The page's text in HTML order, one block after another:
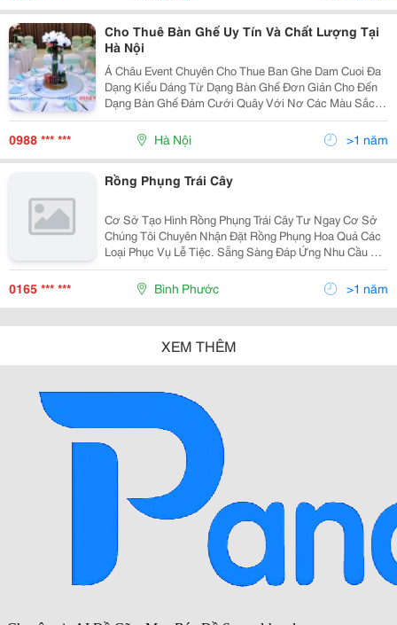
Cho Thuê Bàn Ghế Uy Tín Và Chất Lượng Tại
Hà Nội
Á Châu Event Chuyên Cho Thue Ban Ghe Dam Cuoi Đa
Dạng Kiểu Dáng Từ Dạng Bàn Ghế Đơn Giản Cho Đến
Dạng Bàn Ghế Đám Cưới Quây Với Nơ Các Màu Sắc
Như Tím, Hồng, Đỏ... Với Phương Châm Mang Lại Sự
Hài Lòng Cho Qúy Khách Hàng, Nên Chúng Tôi Đã Và
Đang Khôn
0988 *** *** Hà Nội >1 năm
Rồng Phụng Trái Cây
Cơ Sở Tạo Hình Rồng Phụng Trái Cây Tư Ngay Cơ Sở
Chúng Tôi Chuyên Nhận Đặt Rồng Phụng Hoa Quả Các
Loại Phục Vụ Lễ Tiệc. Sẵng Sàng Đáp Ứng Nhu Cầu Đặt
Hàng Của Quý Khách Hàng Gần Xa Với Chất Lượng Và
Giá Cả Hợp Lí Nhất. Rồng
0165 *** *** Bình Phước >1 năm
XEM THÊM